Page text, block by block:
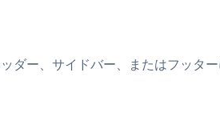
ー、サイドバー、またはフッタ